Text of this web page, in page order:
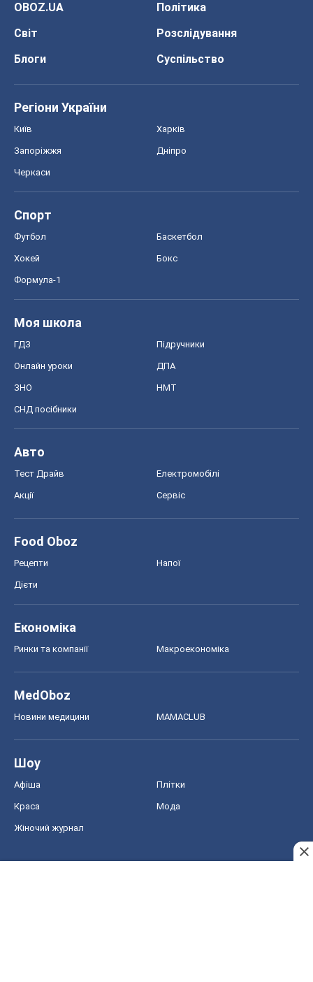
OBOZ.UA
Політика
Світ
Розслідування
Блоги
Суспільство
Регіони України
Київ Харків
Запоріжжя Дніпро
Черкаси
Спорт
Футбол Баскетбол
Хокей Бокс
Формула-1
Моя школа
ГДЗ Підручники
Онлайн уроки ДПА
ЗНО НМТ
СНД посібники
Авто
Тест Драйв Електромобілі
Акції Сервіс
Food Oboz
Рецепти Напої
Дієти
Економіка
Ринки та компанії Макроекономіка
MedOboz
Новини медицини MAMACLUB
Шоу
Афіша Плітки
Краса Мода
Жіночий журнал